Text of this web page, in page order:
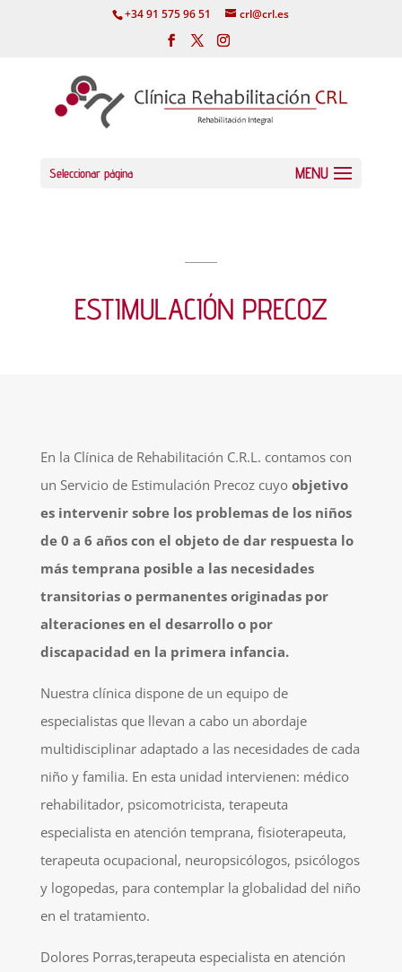
+34 91 575 96 51 crl@crl.es
Seleccionar página
ESTIMULACIÓN PRECOZ
En la Clínica de Rehabilitación C.R.L. contamos con
un Servicio de Estimulación Precoz cuyo objetivo
es intervenir sobre los problemas de los niños
de 0 a 6 años con el objeto de dar respuesta lo
más temprana posible a las necesidades
transitorias o permanentes originadas por
alteraciones en el desarrollo o por
discapacidad en la primera infancia.
Nuestra clínica dispone de un equipo de
especialistas que llevan a cabo un abordaje
multidisciplinar adaptado a las necesidades de cada
niño y familia. En esta unidad intervienen: médico
rehabilitador, psicomotricista, terapeuta
especialista en atención temprana, fisioterapeuta,
terapeuta ocupacional, neuropsicólogos, psicólogos
y logopedas, para contemplar la globalidad del niño
en el tratamiento.
Dolores Porras,terapeuta especialista en atención